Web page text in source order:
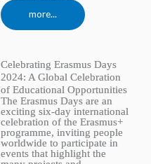
more...
Celebrating Erasmus Days
2024: A Global Celebration
of Educational Opportunities
The Erasmus Days are an
exciting six-day international
celebration of the Erasmus+
programme, inviting people
worldwide to participate in
events that highlight the